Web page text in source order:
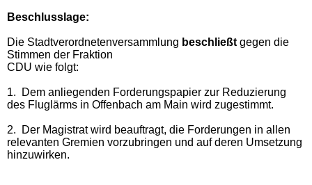
Beschlusslage:
Die Stadtverordnetenversammlung beschließt gegen die
Stimmen der Fraktion
CDU wie folgt:
1.
Dem anliegenden Forderungspapier zur Reduzierung
des Fluglärms in Offenbach am Main wird zugestimmt.
2.
Der Magistrat wird beauftragt, die Forderungen in allen
relevanten Gremien vorzubringen und auf deren Umsetzung
hinzuwirken.